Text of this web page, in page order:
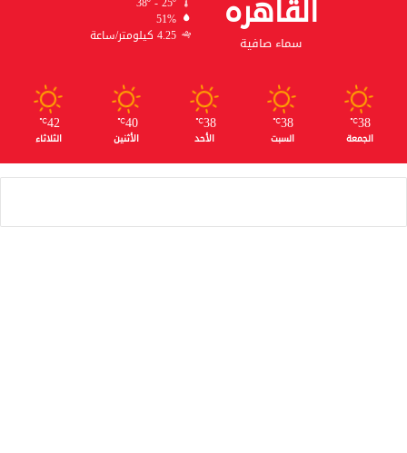
القاهره
سماء صافية
51%
4.25 كيلومتر/ساعة
38
℃
الجمعة
38
℃
السبت
38
℃
الأحد
40
℃
الأثنين
42
℃
الثلاثاء